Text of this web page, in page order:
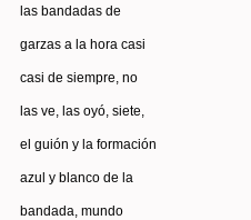
las bandadas de
garzas a la hora casi
casi de siempre, no
las ve, las oyó, siete,
el guión y la formación
azul y blanco de la
bandada, mundo